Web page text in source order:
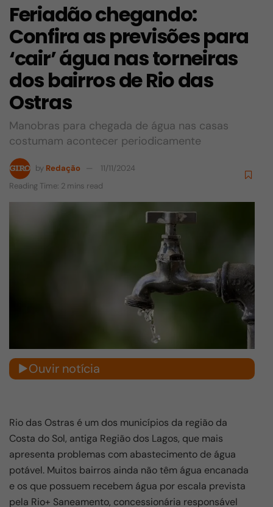
Feriadão chegando:
Confira as previsões para
‘cair’ água nas torneiras
dos bairros de Rio das
Ostras
Manobras para chegada de água nas casas
costumam acontecer periodicamente
by Redação
11/11/2024
Reading Time: 2 mins read
Ouvir notícia
Rio das Ostras é um dos municípios da região da
Costa do Sol, antiga Região dos Lagos, que mais
apresenta problemas com abastecimento de água
potável. Muitos bairros ainda não têm água encanada
e os que possuem recebem água por escala prevista
pela Rio+ Saneamento, concessionária responsável